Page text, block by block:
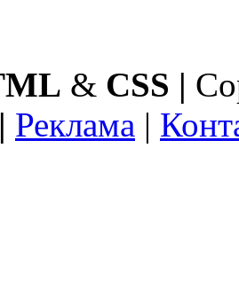
& CSS |
| Реклама |